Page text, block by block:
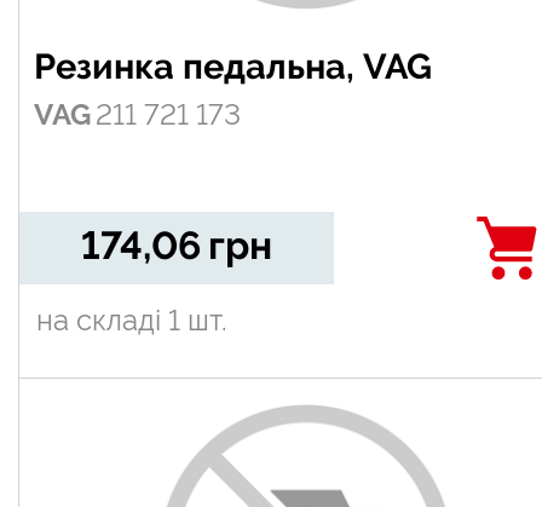
Резинка педальна, VAG
VAG211 721 173
174,06 грн
на складі 1 шт.